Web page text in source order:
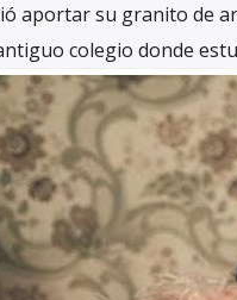
aportar su granito de
colegio donde